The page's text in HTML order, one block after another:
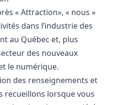
« Attraction», « nous »
dans l’industrie des
au Québec et, plus
des nouveaux
le numérique.
des renseignements et
recueillons lorsque vous